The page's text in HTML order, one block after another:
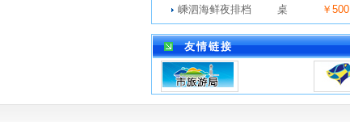
嵊泗海鲜夜排档
桌 ￥500
友情链接